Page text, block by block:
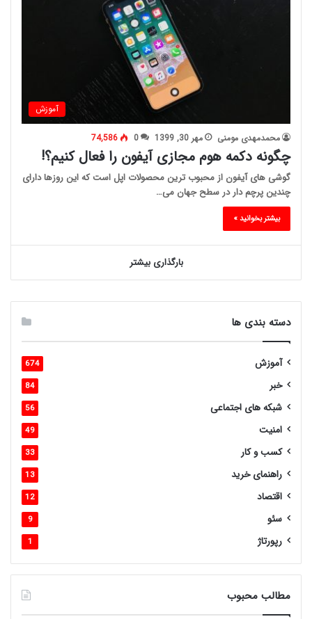
آموزش
محمدمهدی مومنی مهر 30, 1399 0
74,586
چگونه دکمه هوم مجازی آیفون را فعال کنیم؟!
گوشی های آیفون از محبوب ترین محصولات اپل است که این روزها دارای
چندین پرچم دار در سطح جهان می…
بیشتر بخوانید »
بارگذاری بیشتر
دسته بندی ها
آموزش 674
خبر 84
شبکه های اجتماعی 56
امنیت 49
کسب و کار 33
راهنمای خرید 13
اقتصاد 12
سئو 9
رپورتاژ 1
مطالب محبوب